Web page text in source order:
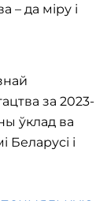
– да міру і
за 2023-
ўклад ва
і